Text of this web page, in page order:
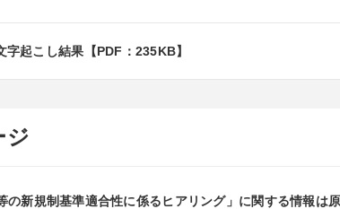
字起こし結果【PDF：235KB】
ジ
の新規制基準適合性に係るヒアリング」に関する情報は